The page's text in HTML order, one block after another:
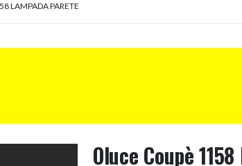
LAMPADA PARETE
Oluce Coupè